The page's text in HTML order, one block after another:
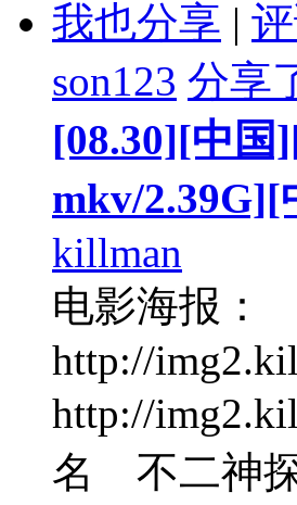
我也分享 |
son123 分享
[08.30][中国
mkv/2.39G][
killman
电影海报：
http://
http://
名 不二神